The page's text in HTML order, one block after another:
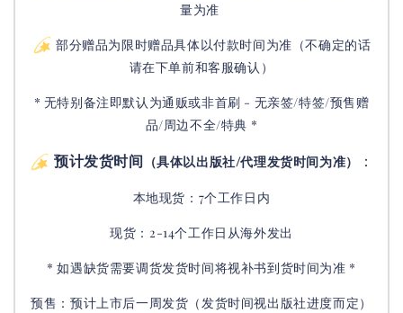
量为准
部分赠品为限时赠品具体以付款时间为准（不确定的话
请在下单前和客服确认）
* 无特别备注即默认为通贩或非首刷 - 无亲签/特签/预售赠
品/周边不全/特典 *
预计发货时间 （具体以出版社/代理发货时间为准） ：
本地现货：7个工作日内
现货：2-14个工作日从海外发出
* 如遇缺货需要调货发货时间将视补书到货时间为准 *
预售：预计上市后一周发货（发货时间视出版社进度而定）